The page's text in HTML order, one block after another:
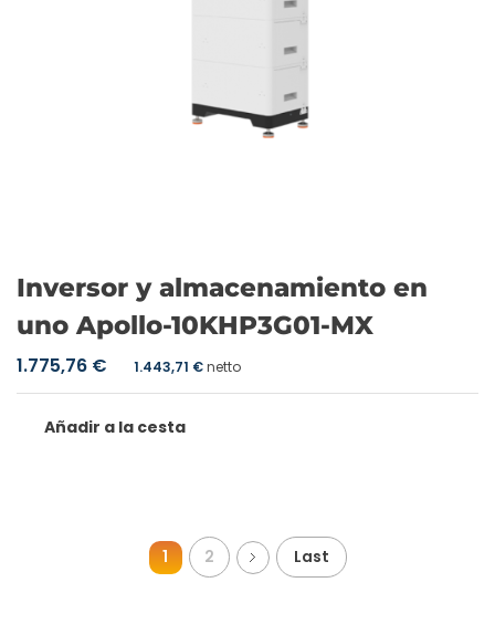
Inversor y almacenamiento en
uno Apollo-10KHP3G01-MX
1.775,76 € 1.443,71 €netto
Añadir a la cesta
1 2 Last